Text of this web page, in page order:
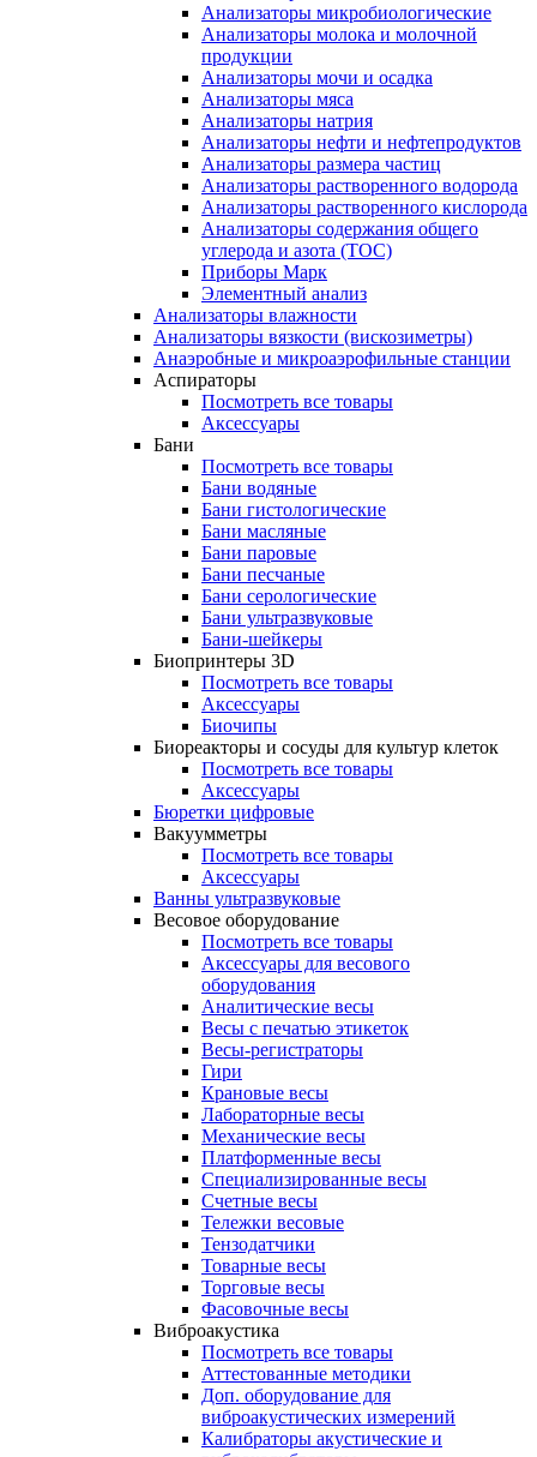
Анализаторы микробиологические
Анализаторы молока и молочной
продукции
Анализаторы мочи и осадка
Анализаторы мяса
Анализаторы натрия
Анализаторы нефти и нефтепродуктов
Анализаторы размера частиц
Анализаторы растворенного водорода
Анализаторы растворенного кислорода
Анализаторы содержания общего
углерода и азота (ТОС)
Приборы Марк
Элементный анализ
Анализаторы влажности
Анализаторы вязкости (вискозиметры)
Анаэробные и микроаэрофильные станции
Аспираторы
Посмотреть все товары
Аксессуары
Бани
Посмотреть все товары
Бани водяные
Бани гистологические
Бани масляные
Бани паровые
Бани песчаные
Бани серологические
Бани ультразвуковые
Бани-шейкеры
Биопринтеры 3D
Посмотреть все товары
Аксессуары
Биочипы
Биореакторы и сосуды для культур клеток
Посмотреть все товары
Аксессуары
Бюретки цифровые
Вакуумметры
Посмотреть все товары
Аксессуары
Ванны ультразвуковые
Весовое оборудование
Посмотреть все товары
Аксессуары для весового
оборудования
Аналитические весы
Весы с печатью этикеток
Весы-регистраторы
Гири
Крановые весы
Лабораторные весы
Механические весы
Платформенные весы
Специализированные весы
Счетные весы
Тележки весовые
Тензодатчики
Товарные весы
Торговые весы
Фасовочные весы
Виброакустика
Посмотреть все товары
Аттестованные методики
Доп. оборудование для
виброакустических измерений
Калибраторы акустические и